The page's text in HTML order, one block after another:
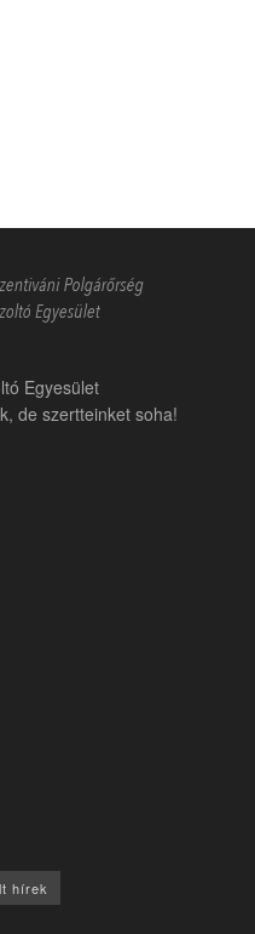
Egyesület
de szertteinket soha!
hírek